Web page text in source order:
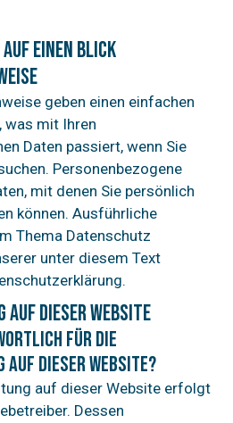
einen Blick
geben einen einfachen
was mit Ihren
Daten passiert, wenn Sie
Personenbezogene
mit denen Sie persönlich
können. Ausführliche
Thema Datenschutz
unter diesem Text
auf dieser Website
für die
dieser Website?
auf dieser Website erfolgt
Dessen